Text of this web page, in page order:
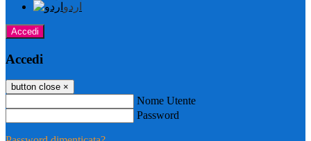
اردو
Accedi
Accedi
button close ×
Nome Utente
Password